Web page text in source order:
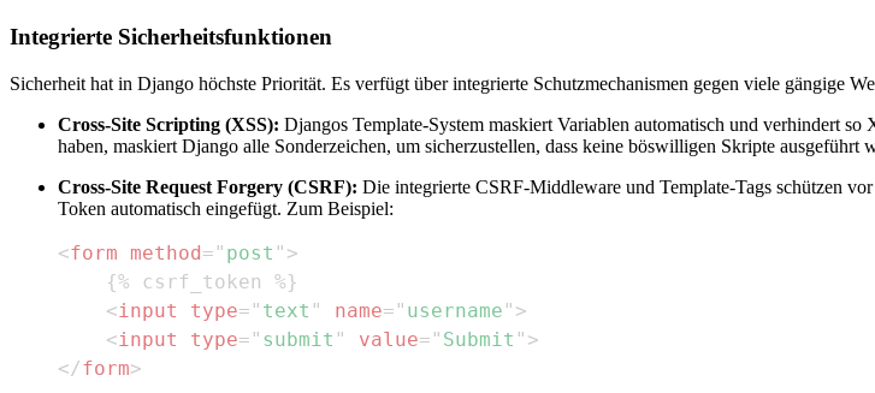
Integrierte Sicherheitsfunktionen
Sicherheit hat in Django höchste Priorität. Es verfügt über integrierte Schutzmechanismen gegen viele gängige
Cross-Site Scripting (XSS): Djangos Template-System maskiert Variablen automatisch und verhindert
haben, maskiert Django alle Sonderzeichen, um sicherzustellen, dass keine böswilligen Skripte ausgeführt
Cross-Site Request Forgery (CSRF): Die integrierte CSRF-Middleware und Template-Tags schützen
Token automatisch eingefügt. Zum Beispiel:
<form method = " post " >
<input type= " text " name= " username " >
<input type= " submit " value= " Submit " >
</form>